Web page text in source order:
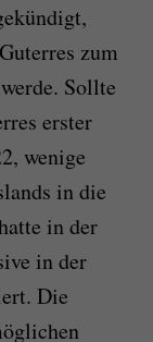
zum
Sollte
erster
wenige
in die
in der
in der
Die